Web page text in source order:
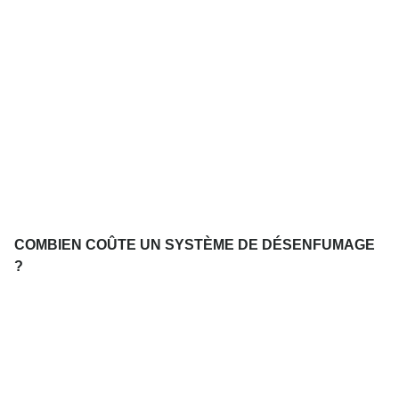
COMBIEN COÛTE UN SYSTÈME DE DÉSENFUMAGE
?